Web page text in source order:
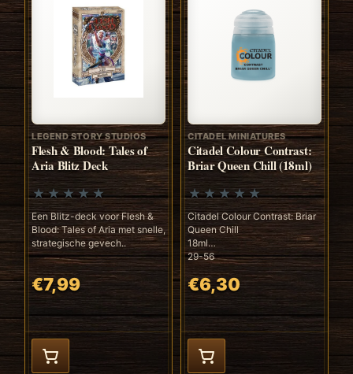
LEGEND STORY STUDIOS
Flesh & Blood: Tales of
Aria Blitz Deck
Een Blitz-deck voor Flesh &
Blood: Tales of Aria met snelle,
strategische gevech..
€7,99
CITADEL MINIATURES
Citadel Colour Contrast:
Briar Queen Chill (18ml)
Citadel Colour Contrast: Briar
Queen Chill
18ml
29-56
€6,30